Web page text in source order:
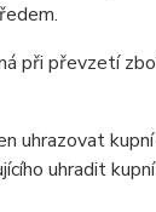
převzetí
kupní
uhradit